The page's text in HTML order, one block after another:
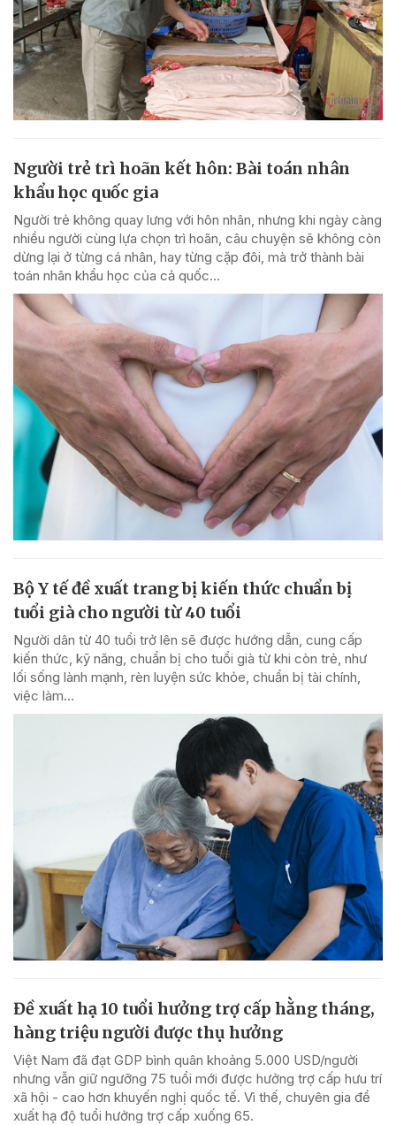
Người trẻ trì hoãn kết hôn: Bài toán nhân
khẩu học quốc gia
Người trẻ không quay lưng với hôn nhân, nhưng khi ngày càng
nhiều người cùng lựa chọn trì hoãn, câu chuyện sẽ không còn
dừng lại ở từng cá nhân, hay từng cặp đôi, mà trở thành bài
toán nhân khẩu học của cả quốc...
Bộ Y tế đề xuất trang bị kiến thức chuẩn bị
tuổi già cho người từ 40 tuổi
Người dân từ 40 tuổi trở lên sẽ được hướng dẫn, cung cấp
kiến thức, kỹ năng, chuẩn bị cho tuổi già từ khi còn trẻ, như
lối sống lành mạnh, rèn luyện sức khỏe, chuẩn bị tài chính,
việc làm...
Đề xuất hạ 10 tuổi hưởng trợ cấp hằng tháng,
hàng triệu người được thụ hưởng
Việt Nam đã đạt GDP bình quân khoảng 5.000 USD/người
nhưng vẫn giữ ngưỡng 75 tuổi mới được hưởng trợ cấp hưu trí
xã hội - cao hơn khuyến nghị quốc tế. Vì thế, chuyên gia đề
xuất hạ độ tuổi hưởng trợ cấp xuống 65.